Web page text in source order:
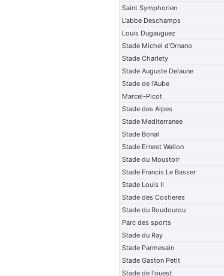
Saint Symphorien
L'abbe Deschamps
Louis Dugauguez
Stade Michel d'Ornano
Stade Charlety
Stade Auguste Delaune
Stade de l'Aube
Marcel-Picot
Stade des Alpes
Stade Mediterranee
Stade Bonal
Stade Ernest Wallon
Stade du Moustoir
Stade Francis Le Basser
Stade Louis II
Stade des Costieres
Stade du Roudourou
Parc des sports
Stade du Ray
Stade Parmesain
Stade Gaston Petit
Stade de l'ouest